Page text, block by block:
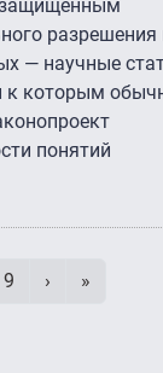
защищенным
разрешения
— научные
к которым
понятий
Page
9 Следующая
› »